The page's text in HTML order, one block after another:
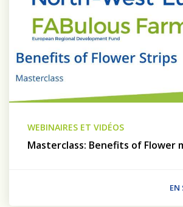
WEBINAIRES ET VIDÉOS
Masterclass: Benefits of Flower
EN